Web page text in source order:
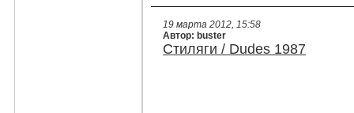
19 марта 2012, 15:58
Автор: buster
Стиляги / Dudes 1987